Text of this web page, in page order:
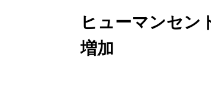
ヒューマンセン
増加